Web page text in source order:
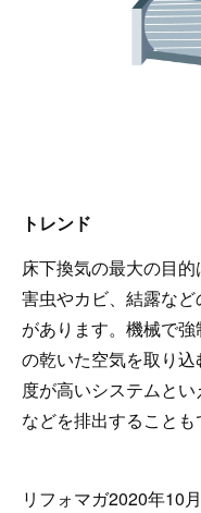
トレンド
床下換気の最大の目的
害虫やカビ、結露な
があります。機械で
の乾いた空気を取り
度が高いシステムと
などを排出することも
リフォマガ2020年10